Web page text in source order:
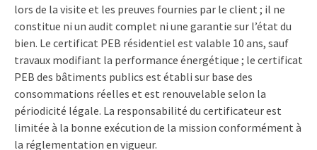
lors de la visite et les preuves fournies par le client ; il ne
constitue ni un audit complet ni une garantie sur l’état du
bien. Le certificat PEB résidentiel est valable 10 ans, sauf
travaux modifiant la performance énergétique ; le certificat
PEB des bâtiments publics est établi sur base des
consommations réelles et est renouvelable selon la
périodicité légale. La responsabilité du certificateur est
limitée à la bonne exécution de la mission conformément à
la réglementation en vigueur.